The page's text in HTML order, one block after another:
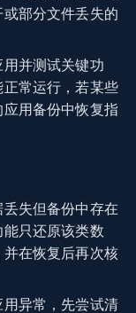
部分文件丢失的
并测试关键功
常运行，若某些
用备份中恢复指
失但备份中存在
只还原该类数
在恢复后再次核
异常，先尝试清